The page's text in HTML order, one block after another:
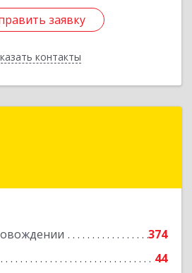
заявку
контакты
заявку
Назад
374
44
Курск г, Красной Армии ул,